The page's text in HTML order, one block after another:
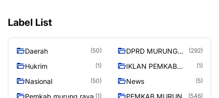
Label List
Daerah (50)
DPRD MURUNG
(292)
Hukrim (1)
IKLAN PEMKAB
(1)
Nasional (50) News (5)
Pemkab murung raya (1)
PEMKAB MURUNG (546)